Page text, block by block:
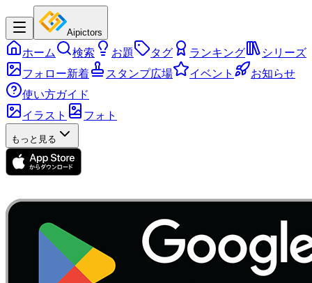
Aipictors
ホーム 検索 お題 タグ ランキング
シリーズ
フォロー新着
スタンプ広場 イベント
お知らせ
使い方ガイド
イラスト
フォト
もっと見る